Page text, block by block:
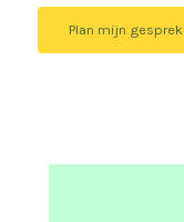
Plan mijn gesprek